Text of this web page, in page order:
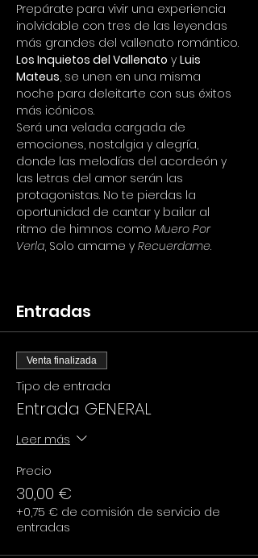
Prepárate para vivir una experiencia
inolvidable con tres de las leyendas
más grandes del vallenato romántico.
Los Inquietos del Vallenato y Luis
Mateus, se unen en una misma
noche para deleitarte con sus éxitos
más icónicos.
Será una velada cargada de
emociones, nostalgia y alegría,
donde las melodías del acordeón y
las letras del amor serán las
protagonistas. No te pierdas la
oportunidad de cantar y bailar al
ritmo de himnos como Muero Por
Verla, Solo amame y Recuerdame.
Entradas
Venta finalizada
Tipo de entrada
Entrada GENERAL
Leer más
Precio
30,00 €
+0,75 € de comisión de servicio de
entradas